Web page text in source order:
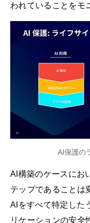
われていることをモ
AI保護の
AI構築のケースにお
テップであることは
AIをすべて特定した
リケーションの安全